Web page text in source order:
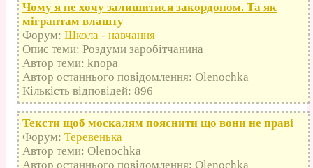
Чому я не хочу залишитися закордоном. Та як
мігрантам влашту
Форум: Школа - навчання
Опис теми: Роздуми заробітчанина
Автор теми: knopa
Автор останнього повідомлення: Olenochka
Кількість відповідей: 896
Тексти щоб москалям пояснити що вони не праві
Форум: Теревенька
Автор теми: Olenochka
Автор останнього повідомлення: Olenochka